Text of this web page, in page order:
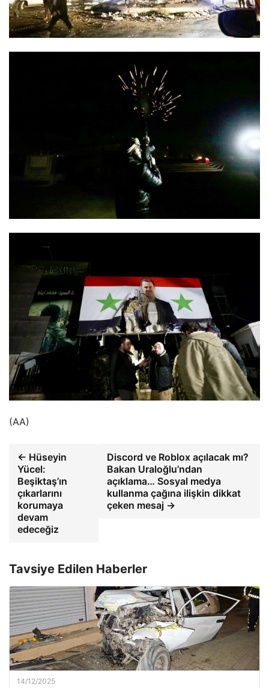
(AA)
← Hüseyin
Yücel:
Beşiktaş’ın
çıkarlarını
korumaya
devam
edeceğiz
Discord ve Roblox açılacak mı?
Bakan Uraloğlu’ndan
açıklama… Sosyal medya
kullanma çağına ilişkin dikkat
çeken mesaj →
Tavsiye Edilen Haberler
14/12/2025